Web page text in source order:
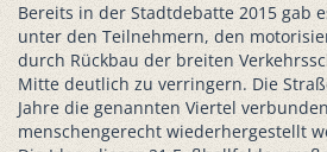
Bereits in der Stadtdebatte 2015 gab
unter den Teilnehmern, den
durch Rückbau der breiten
Mitte deutlich zu verringern. Die
Jahre die genannten Viertel
menschengerecht wiederhergestellt